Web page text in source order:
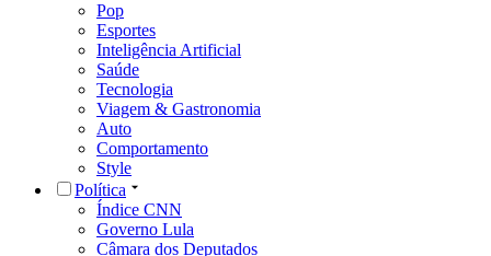
Pop
Esportes
Inteligência Artificial
Saúde
Tecnologia
Viagem & Gastronomia
Auto
Comportamento
Style
Política
Índice CNN
Governo Lula
Câmara dos Deputados